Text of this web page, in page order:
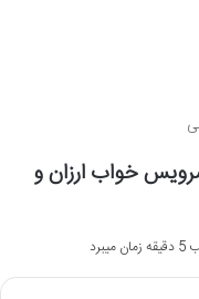
خواب ارزان و